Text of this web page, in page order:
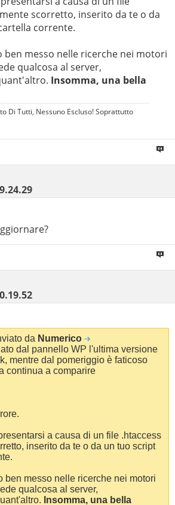
scorretto, inserito da te o da
corrente.
ben messo nelle ricerche nei motori
qualcosa al server,
Insomma, una bella
Di Tutti, Nessuno Escluso! Soprattutto
da Numerico
dal pannello WP l'ultima versione
mentre dal pomeriggio è faticoso
continua a comparire
a causa di un file .htaccess
inserito da te o da un tuo script
ben messo nelle ricerche nei motori
qualcosa al server,
Insomma, una bella